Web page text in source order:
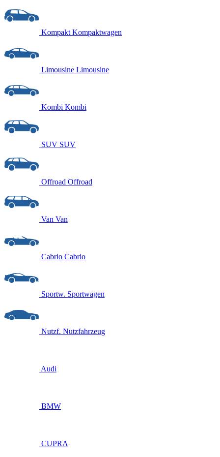
Kompakt Kompaktwagen
Limousine Limousine
Kombi Kombi
SUV SUV
Offroad Offroad
Van Van
Cabrio Cabrio
Sportw. Sportwagen
Nutzf. Nutzfahrzeug
Audi
BMW
CUPRA